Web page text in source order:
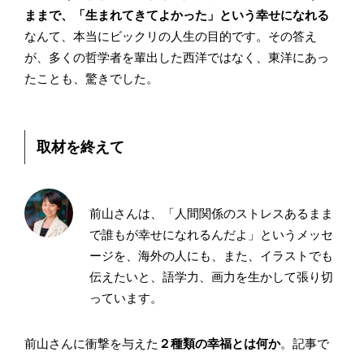
ままで、「生まれてきてよかった」という幸せになれる
なんて、本当にビックリの人生の目的です。その答え
が、多くの哲学者を輩出した西洋ではなく、東洋にあっ
たことも、驚きでした。
取材を終えて
前山さんは、「人間関係のストレスあるまま
で誰もが幸せになれるんだよ」というメッセ
ージを、海外の人にも、また、イラストでも
伝えたいと、語学力、画力を生かして張り切
っています。
前山さんに衝撃を与えた ２種類の幸福とは何か。記事で